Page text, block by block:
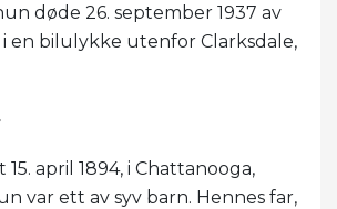
døde 26. september 1937 av
en bilulykke utenfor Clarksdale,
april 1894, i Chattanooga,
var ett av syv barn. Hennes far,